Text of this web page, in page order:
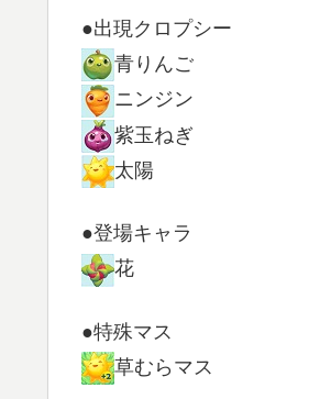
●出現クロプシー
青りんご
ニンジン
紫玉ねぎ
太陽
●登場キャラ
花
●特殊マス
草むらマス